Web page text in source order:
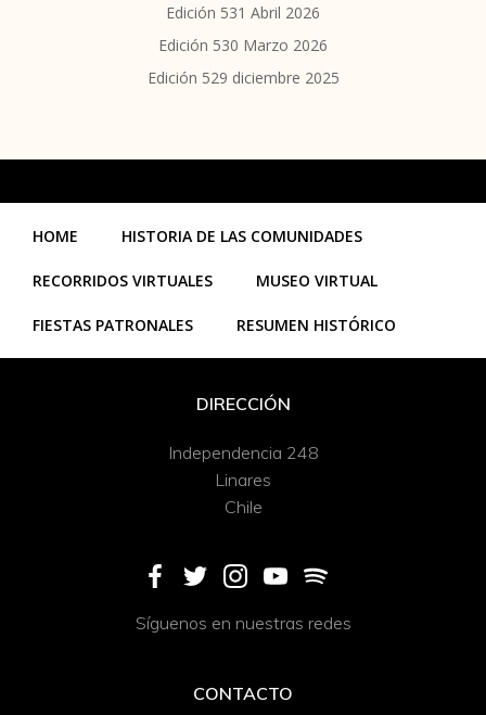
Edición 531 Abril 2026
Edición 530 Marzo 2026
Edición 529 diciembre 2025
HOME HISTORIA DE LAS COMUNIDADES
RECORRIDOS VIRTUALES MUSEO VIRTUAL
FIESTAS PATRONALES RESUMEN HISTÓRICO
DIRECCIÓN
Independencia 248
Linares
Chile
Síguenos en nuestras redes
CONTACTO